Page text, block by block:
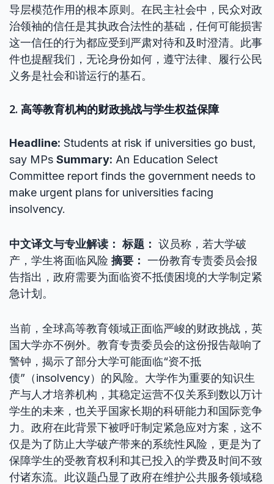
导层模范作用的根本原则。在民主社会中，民众对政
治领袖的信任是其执政合法性的基础，任何可能损害
这一信任的行为都应受到严肃对待和及时澄清。此事
件也提醒我们，无论身份如何，遵守法律、履行公民
义务是社会和谐运行的基石。
2. 高等教育机构的财政挑战与学生权益保障
Headline: Students at risk if universities go bust,
say MPs Summary: An Education Select
Committee report finds the government needs to
make urgent plans for universities facing
insolvency.
中文译文与专业解读： 标题： 议员称，若大学破
产，学生将面临风险 摘要： 一份教育专责委员会报
告指出，政府需要为面临资不抵债困境的大学制定紧
急计划。
当前，全球高等教育领域正面临严峻的财政挑战，英
国大学亦不例外。教育专责委员会的这份报告敲响了
警钟，揭示了部分大学可能面临“资不抵
债”（insolvency）的风险。大学作为重要的知识生
产与人才培养机构，其稳定运营不仅关系到数以万计
学生的未来，也关乎国家长期的科研能力和国际竞争
力。政府在此背景下被呼吁制定紧急应对方案，这不
仅是为了防止大学破产带来的系统性风险，更是为了
保障学生的受教育权利和其已投入的学费及时间不致
付诸东流。此议题凸显了政府在维护公共服务领域稳